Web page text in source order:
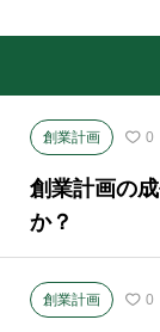
創業計画 0
創業計画の
か？
創業計画 0